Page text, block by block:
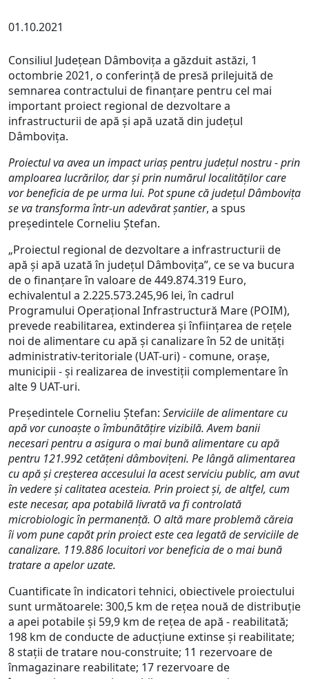
01.10.2021
Consiliul Județean Dâmbovița a găzduit astăzi, 1
octombrie 2021, o conferință de presă prilejuită de
semnarea contractului de finanțare pentru cel mai
important proiect regional de dezvoltare a
infrastructurii de apă și apă uzată din județul
Dâmbovița.
Proiectul va avea un impact uriaș pentru județul nostru - prin
amploarea lucrărilor, dar și prin numărul localităților care
vor beneficia de pe urma lui. Pot spune că județul Dâmbovița
se va transforma într-un adevărat șantier, a spus
președintele Corneliu Ștefan.
„Proiectul regional de dezvoltare a infrastructurii de
apă și apă uzată în județul Dâmbovița”, ce se va bucura
de o finanțare în valoare de 449.874.319 Euro,
echivalentul a 2.225.573.245,96 lei, în cadrul
Programului Operațional Infrastructură Mare (POIM),
prevede reabilitarea, extinderea și înființarea de rețele
noi de alimentare cu apă și canalizare în 52 de unități
administrativ-teritoriale (UAT-uri) - comune, orașe,
municipii - și realizarea de investiții complementare în
alte 9 UAT-uri.
Președintele Corneliu Ștefan: Serviciile de alimentare cu
apă vor cunoaște o îmbunătățire vizibilă. Avem banii
necesari pentru a asigura o mai bună alimentare cu apă
pentru 121.992 cetățeni dâmbovițeni. Pe lângă alimentarea
cu apă și creșterea accesului la acest serviciu public, am avut
în vedere și calitatea acesteia. Prin proiect și, de altfel, cum
este necesar, apa potabilă livrată va fi controlată
microbiologic în permanență. O altă mare problemă căreia
îi vom pune capăt prin proiect este cea legată de serviciile de
canalizare. 119.886 locuitori vor beneficia de o mai bună
tratare a apelor uzate.
Cuantificate în indicatori tehnici, obiectivele proiectului
sunt următoarele: 300,5 km de rețea nouă de distribuție
a apei potabile și 59,9 km de rețea de apă - reabilitată;
198 km de conducte de aducțiune extinse și reabilitate;
8 stații de tratare nou-construite; 11 rezervoare de
înmagazinare reabilitate; 17 rezervoare de